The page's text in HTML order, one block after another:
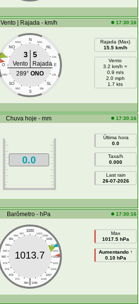
Vento | Rajada - km/h 17:30:16
N
NNO NNL
NO NL
ONO LNL
O E
OSO LSL
SO SL
SSO SSL
S
3 5
Vento
Rajada
289° ONO
Rajada (Max)
15.5 km/h
Vento
3.2 km/h =
0.9 m/s
2.0 mph
1.7 kts
Chuva hoje - mm 17:30:16
0.0
Última hora
0.0
Taxa/h
0.000
Last rain
26-07-2026
Barômetro - hPa 17:30:16
1000
997 1003
994
1006
991
1009
988
1012
985
1015
982
1018
979
1021
976
1024
973
1027
970
1030
|
964 1036
1013.7
Max
1017.5 hPa
Aumentando ↑
0.10 hPa